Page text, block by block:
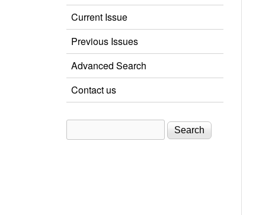
Current Issue
Previous Issues
Advanced Search
Contact us
Search form